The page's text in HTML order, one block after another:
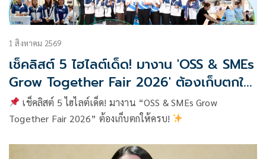
1 สิงหาคม 2569
เช็คลิสต์ 5 ไฮไลต์เด็ด! มางาน 'OSS & SMEs
Grow Together Fair 2026' ต้องเก็บตกให้
ครบ!เช็คลิสต์ 5 ไฮไลต์เด็ด! มางาน “OSS & SMEs Grow
Together Fair 2026” ต้องเก็บตกให้ครบ!